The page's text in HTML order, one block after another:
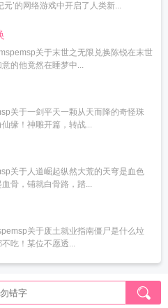
元’的网络游戏中开启了人类新...
关于末世之无限兑换陈锐在末世
的他竟然在睡梦中...
关于一剑平天一颗从天而降的奇怪珠
缘！神雕开篇，转战...
关于人道崛起纵然大荒的天穹是血色
骨，铺就白骨路，踏...
关于废土就业指南僵尸是什么垃
吃！某位不愿透...